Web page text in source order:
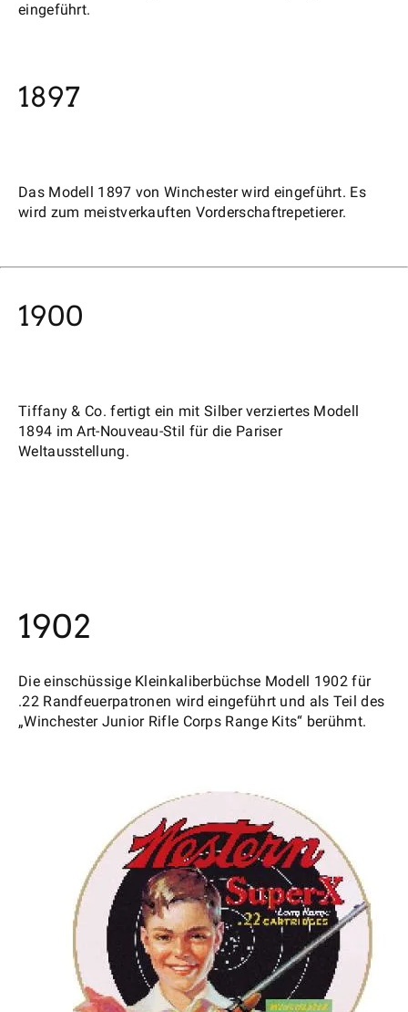
eingeführt.
1897
Das Modell 1897 von Winchester wird eingeführt. Es
wird zum meistverkauften Vorderschaftrepetierer.
1900
Tiffany & Co. fertigt ein mit Silber verziertes Modell
1894 im Art-Nouveau-Stil für die Pariser
Weltausstellung.
1902
Die einschüssige Kleinkaliberbüchse Modell 1902 für
.22 Randfeuerpatronen wird eingeführt und als Teil des
„Winchester Junior Rifle Corps Range Kits“ berühmt.